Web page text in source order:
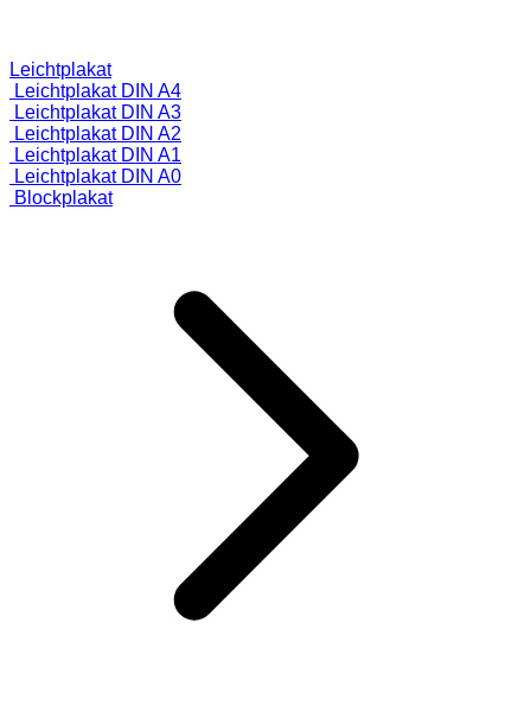
Leichtplakat
Leichtplakat DIN A4
Leichtplakat DIN A3
Leichtplakat DIN A2
Leichtplakat DIN A1
Leichtplakat DIN A0
Blockplakat